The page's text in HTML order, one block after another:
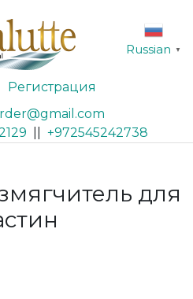
Регистрация
+972545242738
Russian ▼
для